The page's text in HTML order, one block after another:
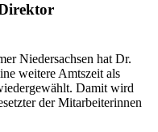
Niedersachsen hat Dr.
weitere Amtszeit als
Damit wird
der Mitarbeiterinnen